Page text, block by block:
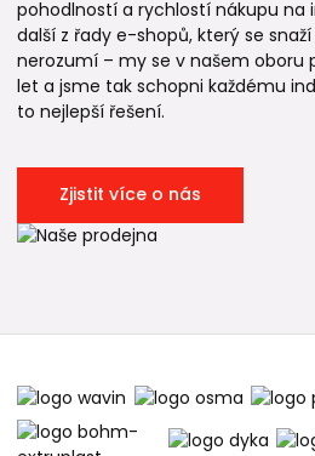
pohodlností a rychlostí nákupu na
další z řady e-shopů, který se
nerozumí – my se v našem oboru
let a jsme tak schopni každému
to nejlepší řešení.
Zjistit více o nás